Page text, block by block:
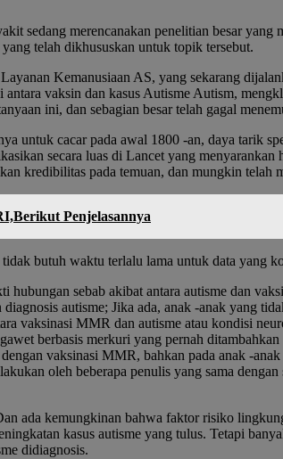
sedang merencanakan penelitian besar
telah dikhususkan untuk topik tersebut.
Kemanusiaan AS, yang sekarang
vaksin dan kasus Autisme Autism,
ini, dan sebagian besar telah gagal
untuk cacar pada awal 1800 -an, daya tarik
secara luas di Lancet yang
kredibilitas pada temuan, dan mungkin telah
Penjelasannya
butuh waktu terlalu lama untuk data yang
sebab akibat antara autisme dan
autisme; Jika ada, anak -anak yang
vaksinasi MMR dan autisme atau kondisi
berbasis merkuri yang pernah
vaksinasi MMR, bahkan pada anak -
oleh beberapa penulis yang sama
ada kemungkinan bahwa faktor risiko
kasus autisme yang tulus. Tetapi
didiagnosis.